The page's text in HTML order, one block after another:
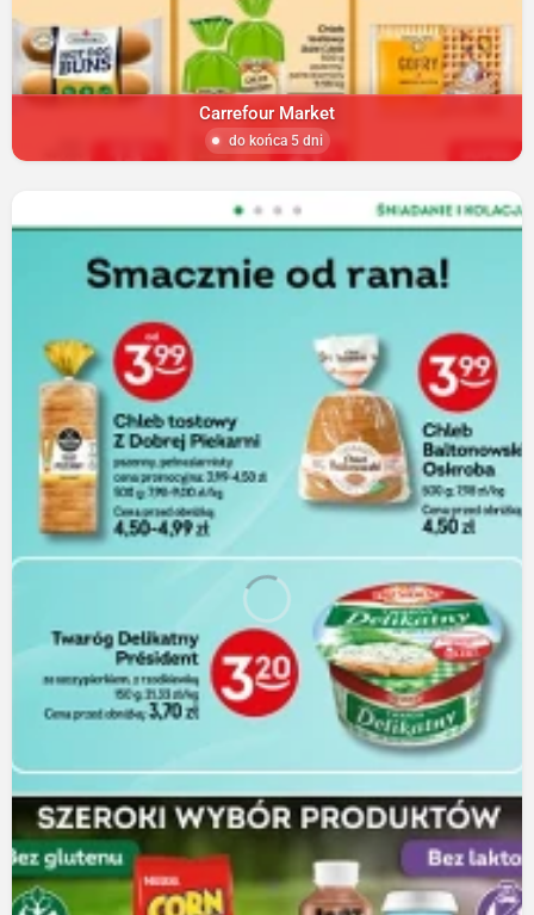
Carrefour Market
do końca 5 dni